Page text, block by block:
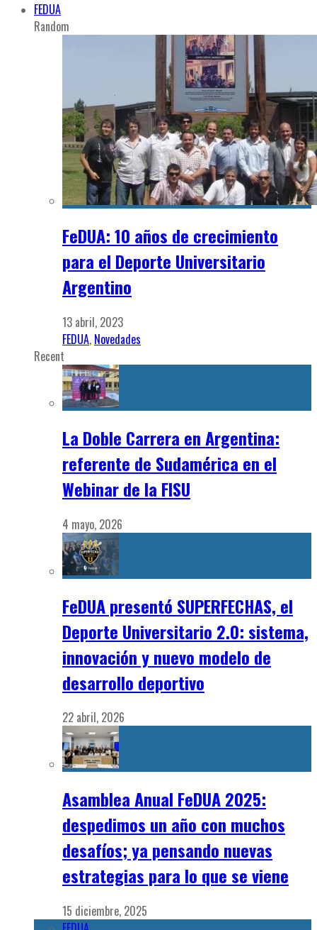
FEDUA
Random
FeDUA: 10 años de crecimiento
para el Deporte Universitario
Argentino
13 abril, 2023
FEDUA, Novedades
Recent
La Doble Carrera en Argentina:
referente de Sudamérica en el
Webinar de la FISU
4 mayo, 2026
FeDUA presentó SUPERFECHAS, el
Deporte Universitario 2.0: sistema,
innovación y nuevo modelo de
desarrollo deportivo
22 abril, 2026
Asamblea Anual FeDUA 2025:
despedimos un año con muchos
desafíos; ya pensando nuevas
estrategias para lo que se viene
15 diciembre, 2025